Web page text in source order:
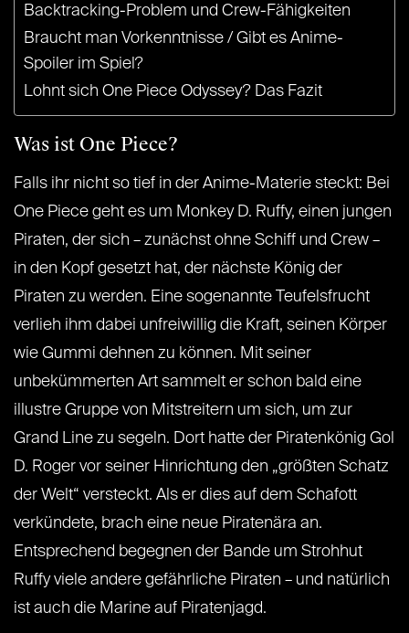
Backtracking-Problem und Crew-Fähigkeiten
Braucht man Vorkenntnisse / Gibt es Anime-
Spoiler im Spiel?
Lohnt sich One Piece Odyssey? Das Fazit
Was ist One Piece?
Falls ihr nicht so tief in der Anime-Materie steckt: Bei
One Piece geht es um Monkey D. Ruffy, einen jungen
Piraten, der sich – zunächst ohne Schiff und Crew –
in den Kopf gesetzt hat, der nächste König der
Piraten zu werden. Eine sogenannte Teufelsfrucht
verlieh ihm dabei unfreiwillig die Kraft, seinen Körper
wie Gummi dehnen zu können. Mit seiner
unbekümmerten Art sammelt er schon bald eine
illustre Gruppe von Mitstreitern um sich, um zur
Grand Line zu segeln. Dort hatte der Piratenkönig Gol
D. Roger vor seiner Hinrichtung den „größten Schatz
der Welt“ versteckt. Als er dies auf dem Schafott
verkündete, brach eine neue Piratenära an.
Entsprechend begegnen der Bande um Strohhut
Ruffy viele andere gefährliche Piraten – und natürlich
ist auch die Marine auf Piratenjagd.